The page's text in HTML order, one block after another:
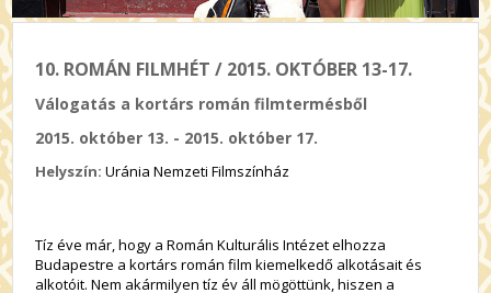
10. ROMÁN FILMHÉT / 2015. OKTÓBER 13-17.
Válogatás a kortárs román filmtermésből
2015. október 13. - 2015. október 17.
Helyszín:Uránia Nemzeti Filmszínház
Tíz éve már, hogy a Román Kulturális Intézet elhozza
Budapestre a kortárs román film kiemelkedő alkotásait és
alkotóit. Nem akármilyen tíz év áll mögöttünk, hiszen a